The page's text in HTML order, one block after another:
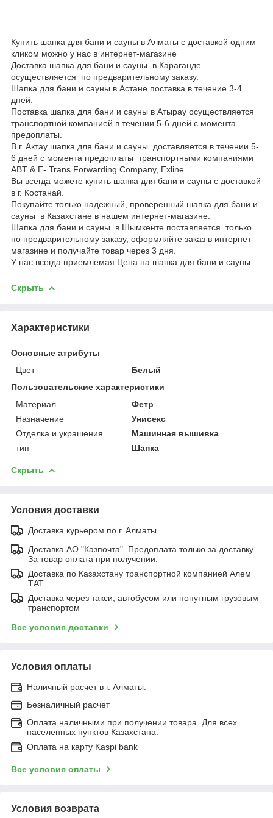
Купить шапка для бани и сауны в Алматы с доставкой одним
кликом можно у нас в интернет-магазине
Доставка шапка для бани и сауны в Караганде
осуществляется по предварительному заказу.
Шапка для бани и сауны в Астане поставка в течение 3-4
дней.
Поставка шапка для бани и сауны в Атырау осуществляется
транспортной компанией в течении 5-6 дней с момента
предоплаты.
В г. Актау шапка для бани и сауны доставляется в течении 5-
6 дней с момента предоплаты транспортными компаниями
ABT & E- Trans Forwarding Company, Exline
Вы всегда можете купить шапка для бани и сауны с доставкой
в г. Костанай.
Покупайте только надежный, проверенный шапка для бани и
сауны в Казахстане в нашем интернет-магазине.
Шапка для бани и сауны в Шымкенте поставляется только
по предварительному заказу, оформляйте заказ в интернет-
магазине и получайте товар через 3 дня.
У нас всегда приемлемая Цена на шапка для бани и сауны .
Скрыть
Характеристики
Основные атрибуты
Цвет
Белый
Пользовательские характеристики
Материал
Фетр
Назначение
Унисекс
Отделка и украшения
Машинная вышивка
тип
Шапка
Скрыть
Условия доставки
Доставка курьером по г. Алматы.
Доставка АО "Казпочта". Предоплата только за доставку.
За товар оплата при получении.
Доставка по Казахстану транспортной компанией Алем
ТАТ
Доставка через такси, автобусом или попутным грузовым
транспортом
Все условия доставки
Условия оплаты
Наличный расчет в г. Алматы.
Безналичный расчет
Оплата наличными при получении товара. Для всех
населенных пунктов Казахстана.
Оплата на карту Kaspi bank
Все условия оплаты
Условия возврата